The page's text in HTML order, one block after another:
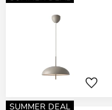
SUMMER DEAL